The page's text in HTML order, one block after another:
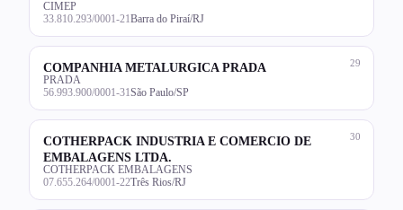
CIMEP
33.810.293/0001-21 Barra do Piraí/RJ
29
COMPANHIA METALURGICA PRADA
PRADA
56.993.900/0001-31 São Paulo/SP
30
COTHERPACK INDUSTRIA E COMERCIO DE
EMBALAGENS LTDA.
COTHERPACK EMBALAGENS
07.655.264/0001-22Três Rios/RJ